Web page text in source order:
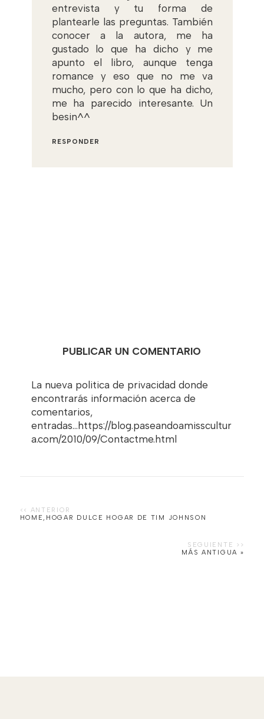
entrevista y tu forma de
plantearle las preguntas. También
conocer a la autora, me ha
gustado lo que ha dicho y me
apunto el libro, aunque tenga
romance y eso que no me va
mucho, pero con lo que ha dicho,
me ha parecido interesante. Un
besin^^
RESPONDER
PUBLICAR UN COMENTARIO
La nueva politica de privacidad donde
encontrarás información acerca de
comentarios,
entradas...https://blog.paseandoamisscultur
a.com/2010/09/Contactme.html
HOME,HOGAR DULCE HOGAR DE TIM JOHNSON
MÁS ANTIGUA »